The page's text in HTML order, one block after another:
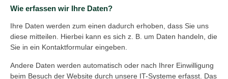
Wie erfassen wir Ihre Daten?
Ihre Daten werden zum einen dadurch erhoben, dass Sie uns
diese mitteilen. Hierbei kann es sich z. B. um Daten handeln, die
Sie in ein Kontaktformular eingeben.
Andere Daten werden automatisch oder nach Ihrer Einwilligung
beim Besuch der Website durch unsere IT-Systeme erfasst. Das